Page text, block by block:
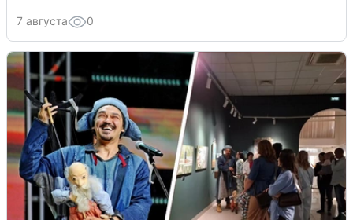
7 августа 0